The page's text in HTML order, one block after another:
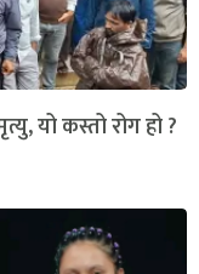
यो कस्तो रोग हो ?